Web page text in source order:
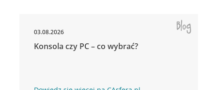
03.08.2026
Konsola czy PC – co wybrać?